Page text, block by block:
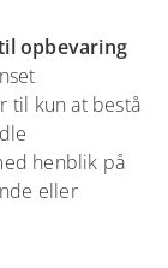
opbevaring
til kun at bestå
henblik på
eller